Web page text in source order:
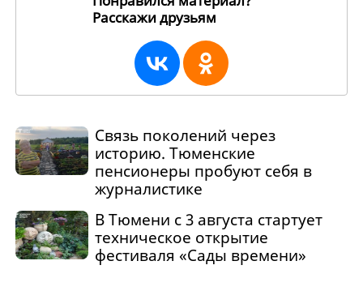
Расскажи друзьям
Связь поколений через
историю. Тюменские
пенсионеры пробуют себя в
журналистике
В Тюмени с 3 августа стартует
техническое открытие
фестиваля «Сады времени»